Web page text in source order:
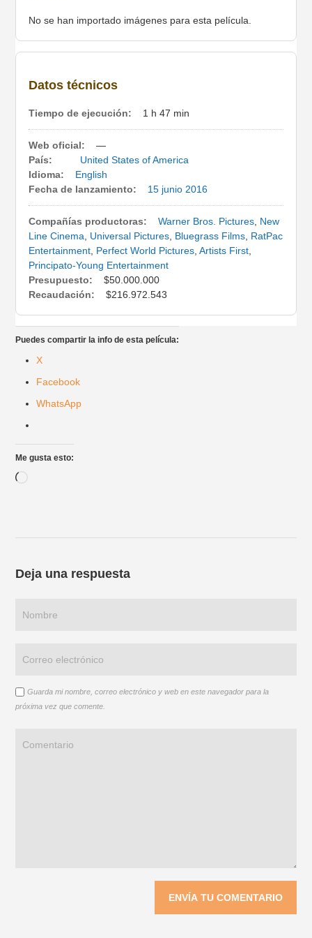
No se han importado imágenes para esta película.
Datos técnicos
Tiempo de ejecución: 1 h 47 min
Web oficial:
—
País:
United States of America
Idioma:
English
Fecha de lanzamiento:
15 junio 2016
Compañías productoras: Warner Bros. Pictures New
Line Cinema
Universal Pictures Bluegrass Films RatPac
Entertainment Perfect World Pictures ,Artists First
Principato-Young Entertainment
Presupuesto:
$50.000.000
Recaudación:
$216.972.543
Puedes compartir la info de esta película:
X
Facebook
WhatsApp
Me gusta esto:
Deja una respuesta
Guarda mi nombre, correo electrónico y web en este navegador para la
próxima vez que comente.